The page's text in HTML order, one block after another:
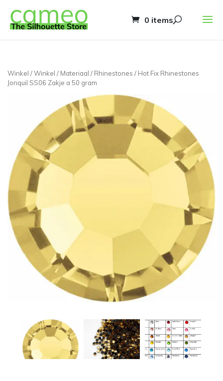
0 items
Winkel /Winkel / Materiaal / Rhinestones / Hot Fix Rhinestones
Jonquil SS06 Zakje a 50 gram